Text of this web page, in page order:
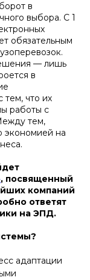
в
выбора. С 1
обязательным
— лишь
в
тем, что их
работы с
тем,
экономией на
, посвященный
компаний
ответят
на ЭПД.
адаптации